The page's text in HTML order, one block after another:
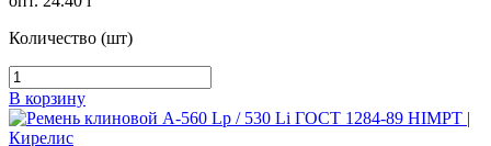
Количество (шт)
В корзину